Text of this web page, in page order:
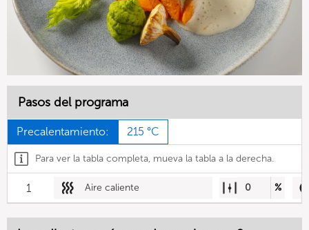
Pasos del programa
Precalentamiento: 215 °C
Para ver la tabla completa, mueva la tabla a la derecha.
1 Aire caliente 0 %